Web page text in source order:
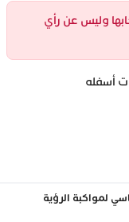
وليس عن رأي
أسفله
لمواكبة الرؤية